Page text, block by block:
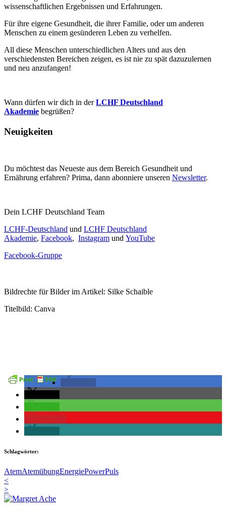
wissenschaftlichen Ergebnissen und Erfahrungen.
Für ihre eigene Gesundheit, die ihrer Familie, oder um anderen
Menschen zu einem gesünderen Leben zu verhelfen.
All diese Menschen unterschiedlichen Alters und aus den
verschiedensten Bereichen zeigen, es ist nie zu spät dazuzulernen
und neu anzufangen!
Wann dürfen wir dich in derLCHF Deutschland
Akademie begrüßen?
Neuigkeiten
Du möchtest das Neueste aus dem Bereich Gesundheit und
Ernährung erfahren? Prima, dann abonniere unseren Newsletter.
Dein LCHF Deutschland Team
LCHF-Deutschland und LCHF Deutschland
Akademie, Facebook, Instagram und YouTube
Facebook-Gruppe
Bildrechte für Bilder im Artikel: Silke Schaible
Titelbild: Canva
Schlagwörter:
AtemAtemübungEnergiePowerPuls
<
>